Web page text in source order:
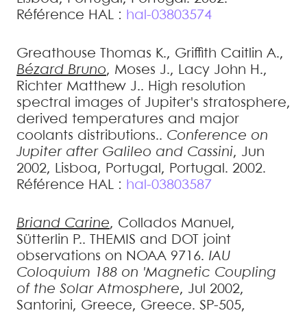
Référence HAL : hal-03803574
Greathouse Thomas K., Griffith Caitlin A.,
Bézard Bruno, Moses J., Lacy John H.,
Richter Matthew J.. High resolution
spectral images of Jupiter's stratosphere,
derived temperatures and major
coolants distributions.. Conference on
Jupiter after Galileo and Cassini, Jun
2002, Lisboa, Portugal, Portugal. 2002.
Référence HAL : hal-03803587
Briand Carine, Collados Manuel ,
Sütterlin P..
THEMIS and DOT joint
observations on NOAA 9716. IAU
Coloquium 188 on 'Magnetic Coupling
of the Solar Atmosphere, Jul 2002,
Santorini, Greece, Greece. SP-505,